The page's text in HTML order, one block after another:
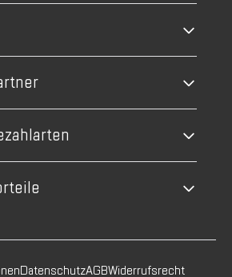
DatenschutzAGBWiderrufsrecht